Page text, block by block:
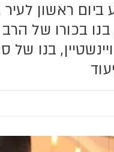
ביום ראשון
בכורו של
בנו